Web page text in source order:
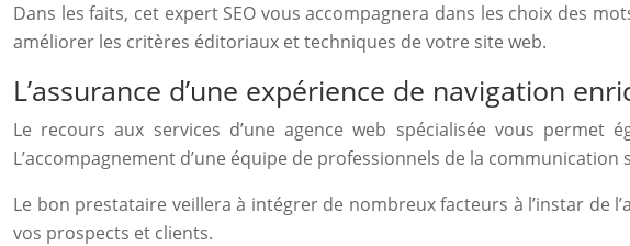
Dans les faits, cet expert SEO vous accompagnera dans les choix des
améliorer les critères éditoriaux et techniques de votre site web.
L’assurance d’une expérience de navigation
Le recours aux services d’une agence web spécialisée vous
L’accompagnement d’une équipe de professionnels de la
Le bon prestataire veillera à intégrer de nombreux facteurs à l’instar de
vos prospects et clients.